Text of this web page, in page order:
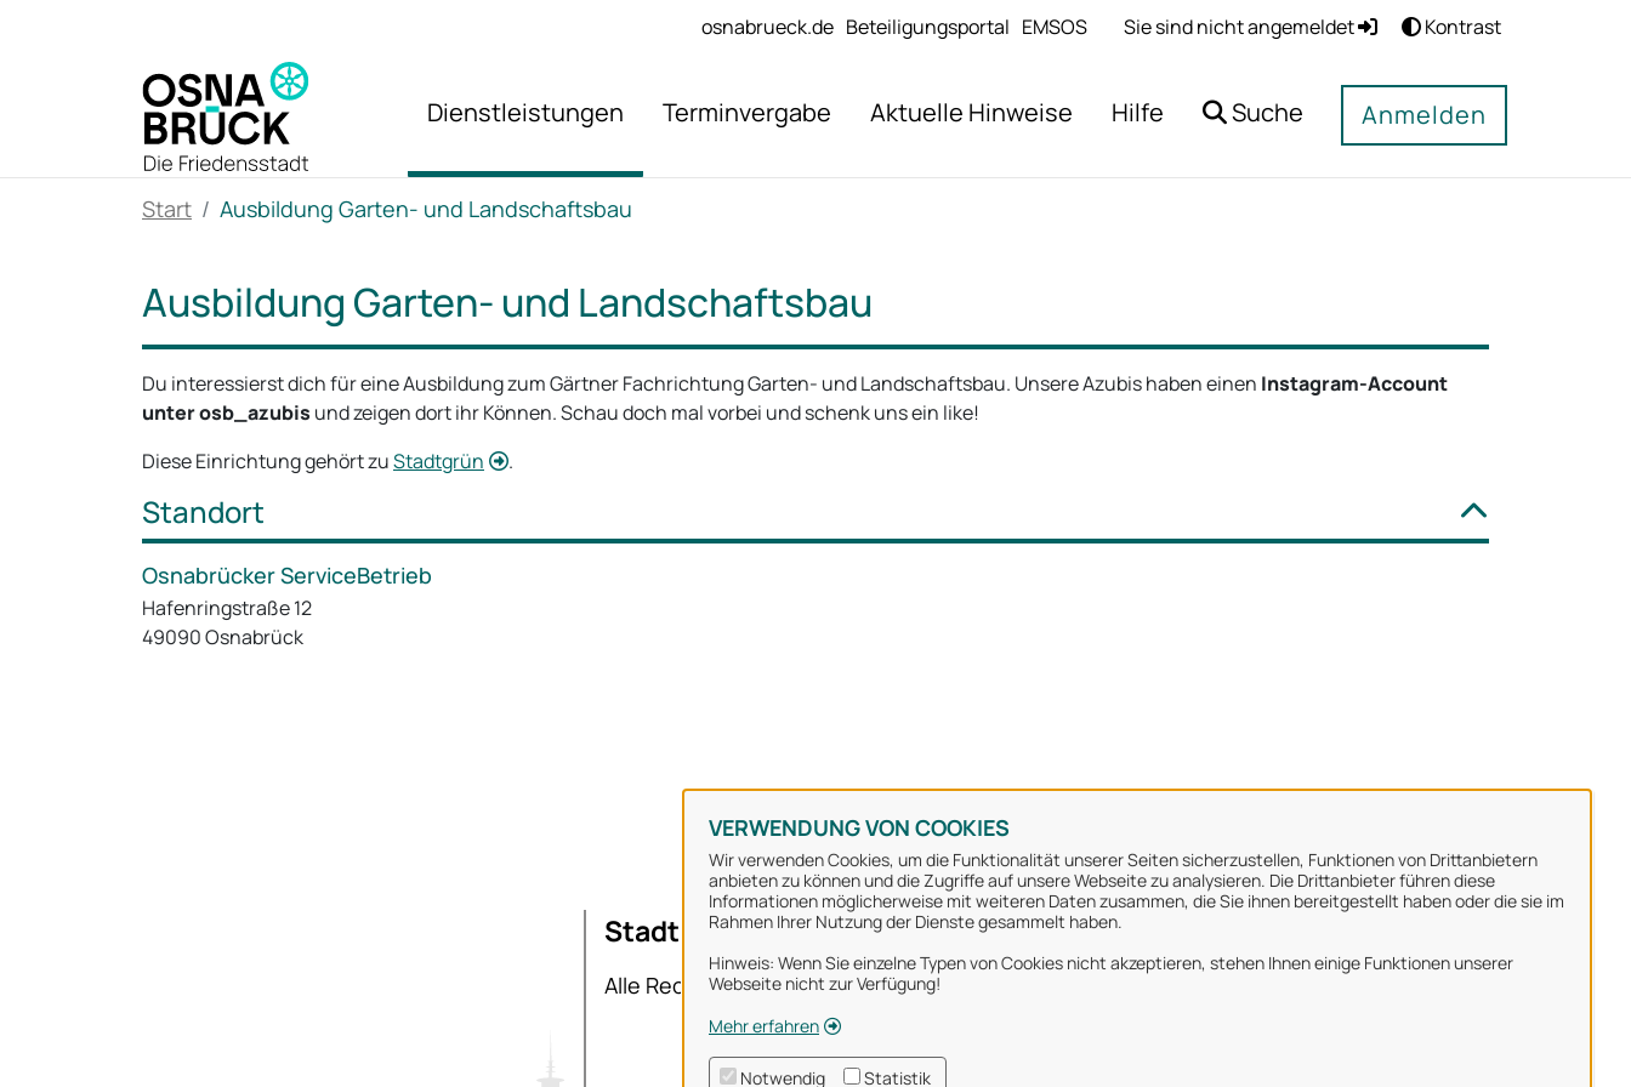
VERWENDUNG VON COOKIES
Wir verwenden Cookies, um die Funktionalität unserer Seiten sicherzustellen, Funktionen von Drittanbietern
anbieten zu können und die Zugriffe auf unsere Webseite zu analysieren. Die Drittanbieter führen diese
Informationen möglicherweise mit weiteren Daten zusammen, die Sie ihnen bereitgestellt haben oder die sie im
Rahmen Ihrer Nutzung der Dienste gesammelt haben.
Hinweis: Wenn Sie einzelne Typen von Cookies nicht akzeptieren, stehen Ihnen einige Funktionen unserer
Webseite nicht zur Verfügung!
Mehr erfahren
Notwendig Statistik
osnabrueck.de Beteiligungsportal EMSOS Sie sind nicht angemeldet Kontrast
Dienstleistungen Terminvergabe Aktuelle Hinweise Hilfe Suche Anmelden
Start Ausbildung Garten- und Landschaftsbau
Ausbildung Garten- und Landschaftsbau
Du interessierst dich für eine Ausbildung zum Gärtner Fachrichtung Garten- und Landschaftsbau. Unsere Azubis haben einen Instagram-Account
unter osb_azubis und zeigen dort ihr Können. Schau doch mal vorbei und schenk uns ein like!
Diese Einrichtung gehört zuStadtgrün .
Standort
Osnabrücker ServiceBetrieb
Hafenringstraße 12
49090 Osnabrück
Stadt Osnabrück
Alle Rechte vorbehalten
Über uns
Impressum